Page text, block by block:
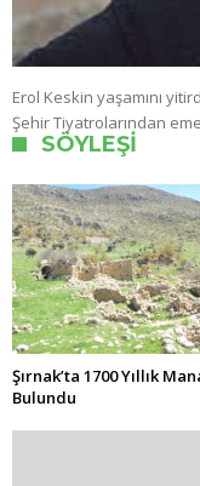
Erol Keskin yaşamını
Şehir Tiyatrolarından
SÖYLEŞI
Şırnak’ta 1700 Yıllık
Bulundu